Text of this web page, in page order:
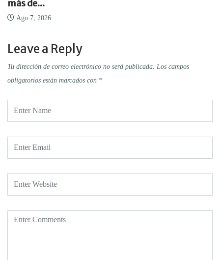
más de...
Ago 7, 2026
Leave a Reply
Tu dirección de correo electrónico no será publicada. Los campos
obligatorios están marcados con *